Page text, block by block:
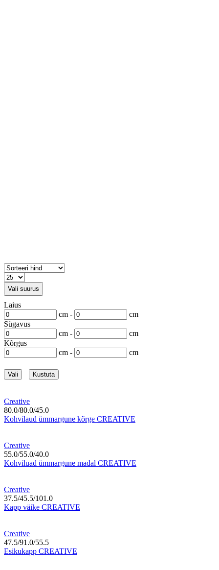
Vali suurus
Laius
cm -
cm
Sügavus
cm -
cm
Kõrgus
cm -
cm
Vali Kustuta
Creative
80.0/80.0/45.0
Kohvilaud ümmargune kõrge CREATIVE
Creative
55.0/55.0/40.0
Kohviluad ümmargune madal CREATIVE
Creative
37.5/45.5/101.0
Kapp väike CREATIVE
Creative
47.5/91.0/55.5
Esikukapp CREATIVE